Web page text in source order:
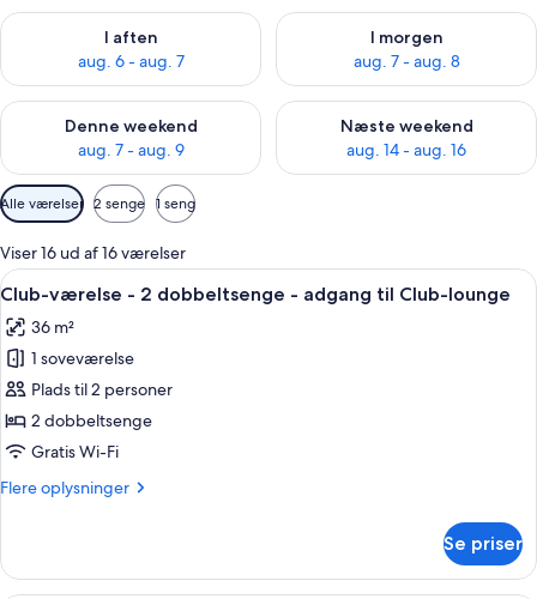
I aften
aug. 6 - aug. 7
Tjek tilgængelighed for i aften aug. 6 - aug. 7
I morgen
aug. 7 - aug. 8
Tjek tilgængelighed for i
Denne weekend
aug. 7 - aug. 9
Tjek tilgængelighed for denne weekend aug. 7 - aug. 9
Næste weekend
aug. 14 - aug. 16
Tjek tilgængelighed for næste
Tilgængelige
filtre
for
værelser
Alle værelser 2 senge 1 seng
Viser 16 ud af 16 værelser
Indlæs
alle
billeder
af
Club-
værelse
-
dobbeltsenge
til
Et moderne hotelværelse med to
18
Club-værelse - 2 dobbeltsenge - adgang til Club-lounge
36 m²
1 soveværelse
Plads til 2 personer
2 dobbeltsenge
Gratis Wi-Fi
Flere oplysninger
Flere
værelse
Se priser